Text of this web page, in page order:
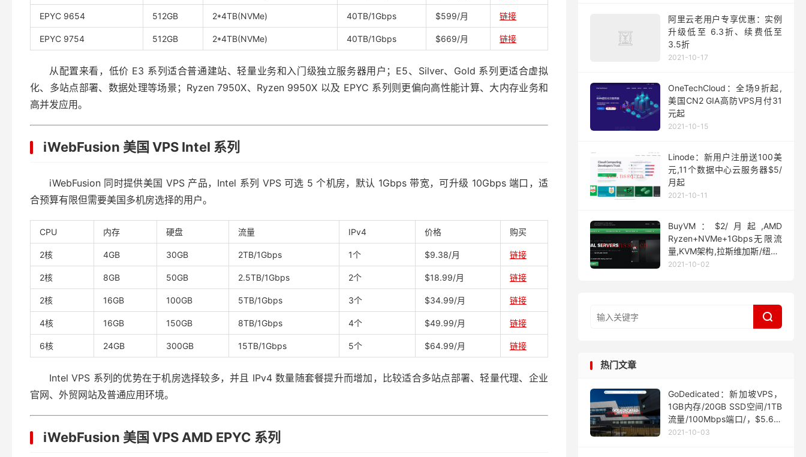
EPYC 9654 512GB 2*4TB(NVMe) 40TB/1Gbps $599/月 链接
EPYC 9754 512GB 2*4TB(NVMe) 40TB/1Gbps $669/月 链接
从配置来看，低价 E3 系列适合普通建站、轻量业务和入门级独立服务器用户；E5、Silver、Gold 系列更适合虚拟
化、多站点部署、数据处理等场景；Ryzen 7950X、Ryzen 9950X 以及 EPYC 系列则更偏向高性能计算、大内存业务和
高并发应用。
iWebFusion 美国 VPS Intel 系列
iWebFusion 同时提供美国 VPS 产品，Intel 系列 VPS 可选 5 个机房，默认 1Gbps 带宽，可升级 10Gbps 端口，适
合预算有限但需要美国多机房选择的用户。
CPU 内存 硬盘 流量 IPv4 价格 购买
2核 4GB 30GB 2TB/1Gbps 1个 $9.38/月 链接
2核 8GB 50GB 2.5TB/1Gbps 2个 $18.99/月 链接
2核 16GB 100GB 5TB/1Gbps 3个 $34.99/月 链接
4核 16GB 150GB 8TB/1Gbps 4个 $49.99/月 链接
6核 24GB 300GB 15TB/1Gbps 5个 $64.99/月 链接
Intel VPS 系列的优势在于机房选择较多，并且 IPv4 数量随套餐提升而增加，比较适合多站点部署、轻量代理、企业
官网、外贸网站及普通应用环境。
iWebFusion 美国 VPS AMD EPYC 系列
阿里云老用户专享优惠：实例
升级低至 6.3折、续费低至
3.5折
2021-10-17
OneTechCloud：全场9折起,
美国CN2 GIA高防VPS月付31
元起
2021-10-15
Linode：新用户注册送100美
元,11个数据中心云服务器$5/
月起
2021-10-11
BuyVM：$2/月起,AMD
Ryzen+NVMe+1Gbps无限流
量,KVM架构,拉斯维加斯/纽约/
迈阿密
2021-10-02

热门文章
GoDedicated：新加坡VPS，
1GB内存/20GB SSD空间/1TB
流量/100Mbps端口/，$5.63/
月起
2021-10-03